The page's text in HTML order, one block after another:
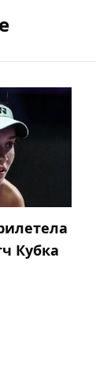
Кубка